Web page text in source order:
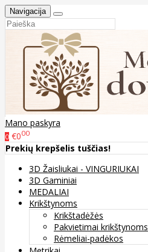
Navigacija
Mano paskyra
0 €000
Prekių krepšelis tuščias!
3D Žaisliukai - VINGURIUKAI
3D Gaminiai
MEDALIAI
Krikštynoms
Krikštadėžės
Pakvietimai krikštynoms
Rėmeliai-padėkos